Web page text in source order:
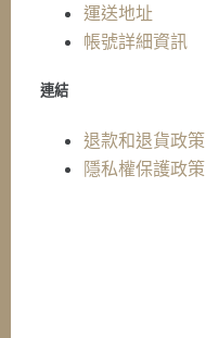
運送地址
帳號詳細資訊
連結
退款和退貨政策
隱私權保護政策